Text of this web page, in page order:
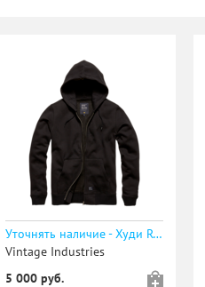
Уточнять наличие - Худи Redstone 3013 Black | Vintage Industries
Vintage Industries
5 000 руб.